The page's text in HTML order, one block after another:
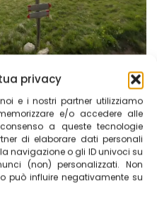
privacy
e i nostri partner utilizziamo
e/o accedere alle
a queste tecnologie
di elaborare dati personali
navigazione o gli ID univoci su
(non) personalizzati. Non
può influire negativamente su